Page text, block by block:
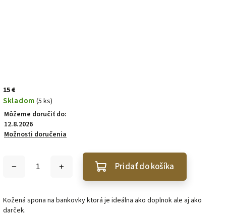
15 €
Skladom (5 ks)
Môžeme doručiť do:
12.8.2026
Možnosti doručenia
Pridať do košíka
Kožená spona na bankovky ktorá je ideálna ako doplnok ale aj ako
darček.